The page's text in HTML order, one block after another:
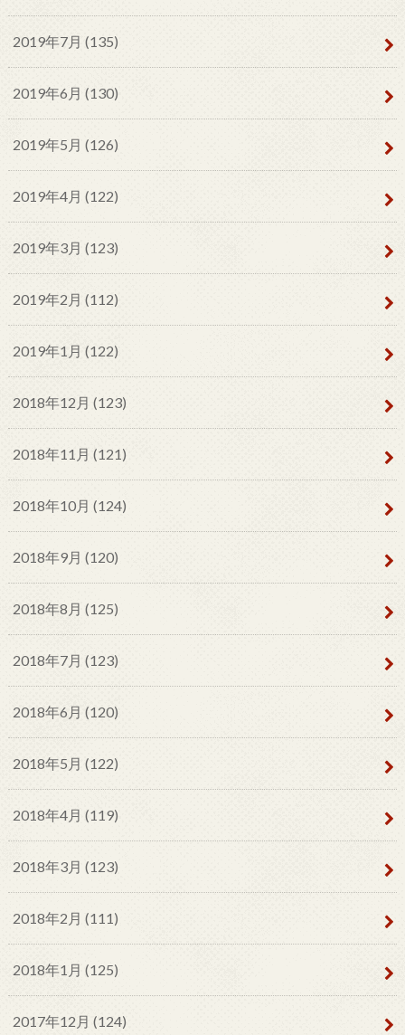
2019年7月 (135)
2019年6月 (130)
2019年5月 (126)
2019年4月 (122)
2019年3月 (123)
2019年2月 (112)
2019年1月 (122)
2018年12月 (123)
2018年11月 (121)
2018年10月 (124)
2018年9月 (120)
2018年8月 (125)
2018年7月 (123)
2018年6月 (120)
2018年5月 (122)
2018年4月 (119)
2018年3月 (123)
2018年2月 (111)
2018年1月 (125)
2017年12月 (124)